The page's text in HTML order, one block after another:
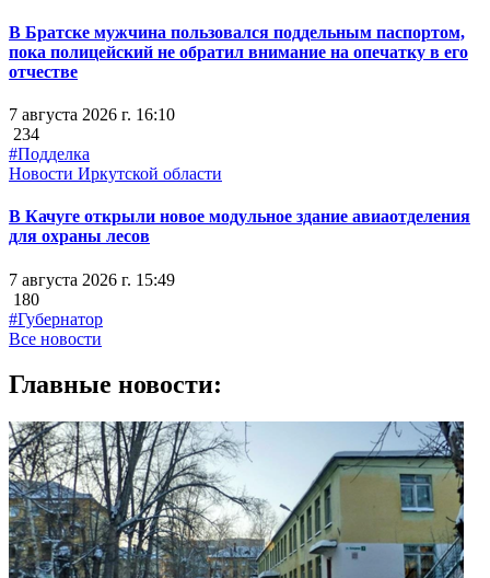
В Братске мужчина пользовался поддельным паспортом,
пока полицейский не обратил внимание на опечатку в его
отчестве
7 августа 2026 г. 16:10
234
#Подделка
Новости Иркутской области
В Качуге открыли новое модульное здание авиаотделения
для охраны лесов
7 августа 2026 г. 15:49
180
#Губернатор
Все новости
Главные новости: